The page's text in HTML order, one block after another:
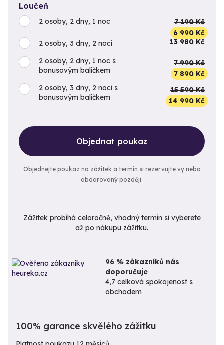
Loučeň
2 osoby, 2 dny, 1 noc
7 190 Kč
6 990 Kč
2 osoby, 3 dny, 2 noci
13 980 Kč
2 osoby, 2 dny, 1 noc s
bonusovým balíčkem
7 990 Kč
7 890 Kč
2 osoby, 3 dny, 2 noci s
bonusovým balíčkem
15 590 Kč
14 990 Kč
Objednat poukaz
Objednejte poukaz na zážitek a termín si rezervujte vy nebo
obdarovaný později.
Zážitek probíhá celoročně, vhodný termín si vyberete
až po nákupu zážitku.
96 % zákazníků nás
doporučuje
4,7 celková spokojenost s
obchodem
100% garance skvělého zážitku